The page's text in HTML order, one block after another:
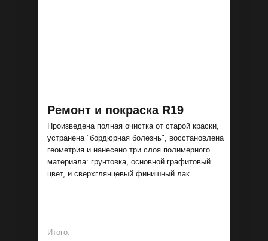
Ремонт и покраска R19
Произведена полная очистка от старой краски,
устранена "бордюрная болезнь", восстановлена
геометрия и нанесено три слоя полимерного
материала: грунтовка, основной графитовый
цвет, и сверхглянцевый финишный лак.
Итого: